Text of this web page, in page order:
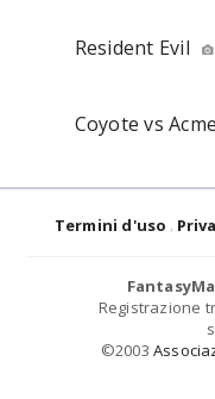
Resident Evil
Coyote vs Acme
Termini d'uso
Registrazione
©2003